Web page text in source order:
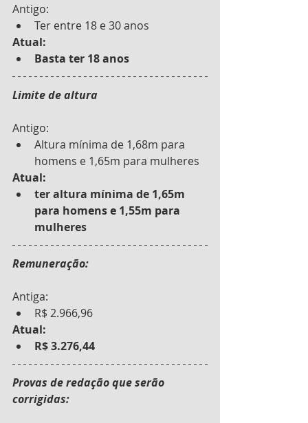
Antigo:
Ter entre 18 e 30 anos
Atual:
Basta ter 18 anos
Limite de altura
Antigo:
Altura mínima de 1,68m para
homens e 1,65m para mulheres
Atual:
ter altura mínima de 1,65m
para homens e 1,55m para
mulheres
Remuneração:
Antiga:
R$ 2.966,96
Atual:
R$ 3.276,44
Provas de redação que serão
corrigidas: